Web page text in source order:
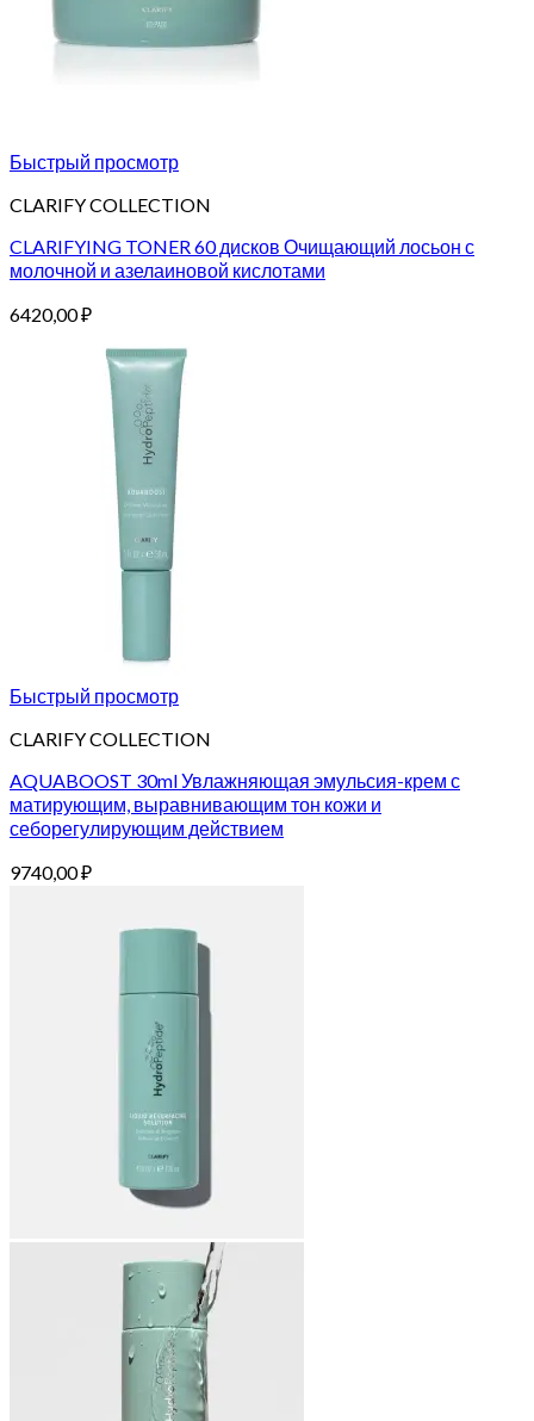
Быстрый просмотр
CLARIFY COLLECTION
CLARIFYING TONER 60 дисков Очищающий лосьон с
молочной и азелаиновой кислотами
6420,00₽
Быстрый просмотр
CLARIFY COLLECTION
AQUABOOST 30ml Увлажняющая эмульсия-крем с
матирующим, выравнивающим тон кожи и
себорегулирующим действием
9740,00₽